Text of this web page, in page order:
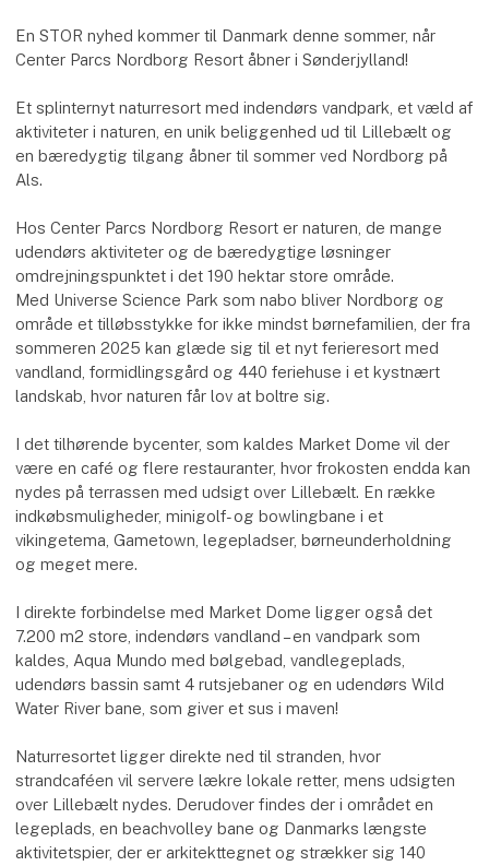
En STOR nyhed kommer til Danmark denne sommer, når
Center Parcs Nordborg Resort åbner i Sønderjylland!
Et splinternyt naturresort med indendørs vandpark, et væld af
aktiviteter i naturen, en unik beliggenhed ud til Lillebælt og
en bæredygtig tilgang åbner til sommer ved Nordborg på
Als.
Hos Center Parcs Nordborg Resort er naturen, de mange
udendørs aktiviteter og de bæredygtige løsninger
omdrejningspunktet i det 190 hektar store område.
Med Universe Science Park som nabo bliver Nordborg og
område et tilløbsstykke for ikke mindst børnefamilien, der fra
sommeren 2025 kan glæde sig til et nyt ferieresort med
vandland, formidlingsgård og 440 feriehuse i et kystnært
landskab, hvor naturen får lov at boltre sig.
I det tilhørende bycenter, som kaldes Market Dome vil der
være en café og flere restauranter, hvor frokosten endda kan
nydes på terrassen med udsigt over Lillebælt. En række
indkøbsmuligheder, minigolf- og bowlingbane i et
vikingetema, Gametown, legepladser, børneunderholdning
og meget mere.
I direkte forbindelse med Market Dome ligger også det
7.200 m2 store, indendørs vandland – en vandpark som
kaldes, Aqua Mundo med bølgebad, vandlegeplads,
udendørs bassin samt 4 rutsjebaner og en udendørs Wild
Water River bane, som giver et sus i maven!
Naturresortet ligger direkte ned til stranden, hvor
strandcaféen vil servere lækre lokale retter, mens udsigten
over Lillebælt nydes. Derudover findes der i området en
legeplads, en beachvolley bane og Danmarks længste
aktivitetspier, der er arkitekttegnet og strækker sig 140